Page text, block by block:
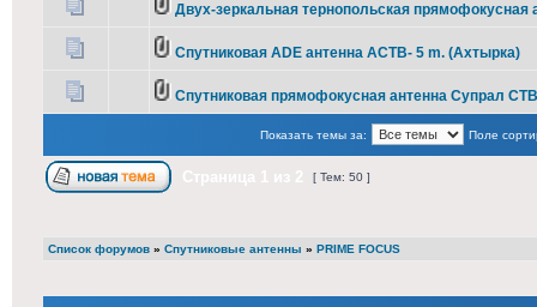
Двух-зеркальная тернопольская прямофокусная
Спутниковая ADE антенна АСТВ- 5 m. (Ахтырка)
Спутниковая прямофокусная антенна Супрал
Показать темы за: Поле
[ Тем: 50 ]
Список форумов » Спутниковые антенны » PRIME FOCUS